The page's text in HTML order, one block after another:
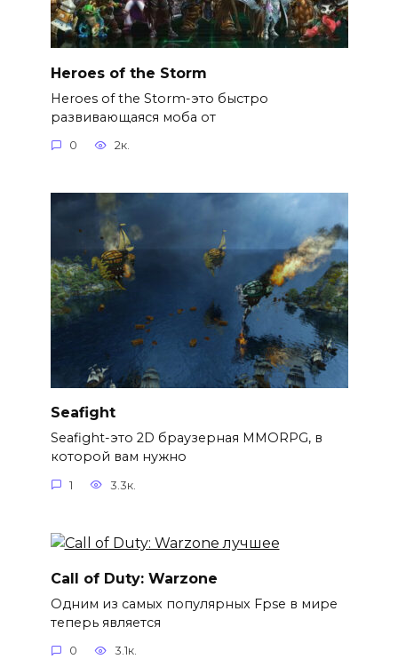
Heroes of the Storm
Heroes of the Storm-это быстро
развивающаяся моба от
0 2к.
Seafight
Seafight-это 2D браузерная MMORPG, в
которой вам нужно
1 3.3к.
Call of Duty: Warzone
Одним из самых популярных Fpse в мире
теперь является
0 3.1к.